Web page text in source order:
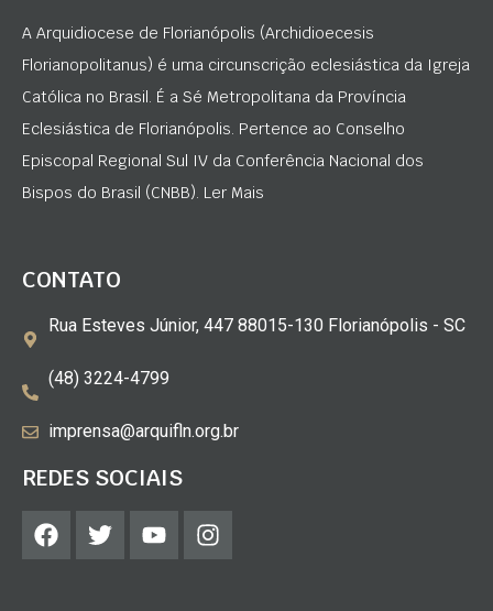
A Arquidiocese de Florianópolis (Archidioecesis
Florianopolitanus) é uma circunscrição eclesiástica da Igreja
Católica no Brasil. É a Sé Metropolitana da Província
Eclesiástica de Florianópolis. Pertence ao Conselho
Episcopal Regional Sul IV da Conferência Nacional dos
Bispos do Brasil (CNBB). Ler Mais
CONTATO
Rua Esteves Júnior, 447 88015-130 Florianópolis - SC
(48) 3224-4799
imprensa@arquifln.org.br
REDES SOCIAIS